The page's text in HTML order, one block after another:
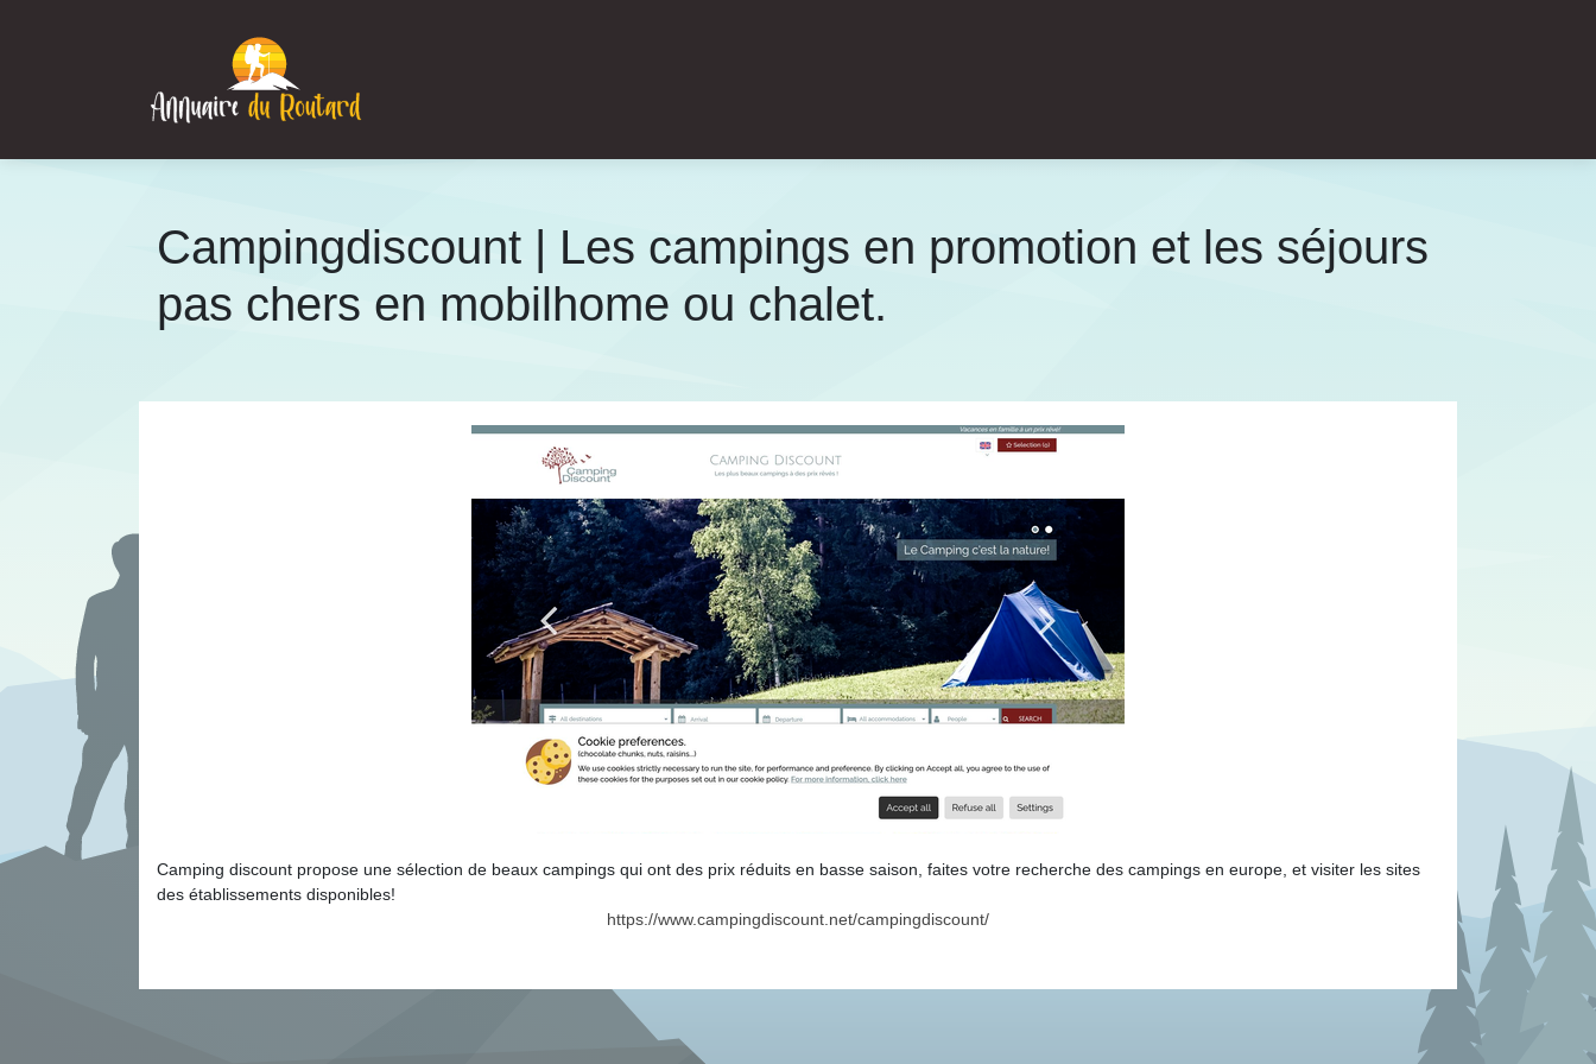
Campingdiscount | Les campings en promotion et les séjours
pas chers en mobilhome ou chalet.
Camping discount propose une sélection de beaux campings qui ont des prix réduits en basse saison, faites votre recherche des campings en europe, et visiter les sites
des établissements disponibles!
https://www.campingdiscount.net/campingdiscount/